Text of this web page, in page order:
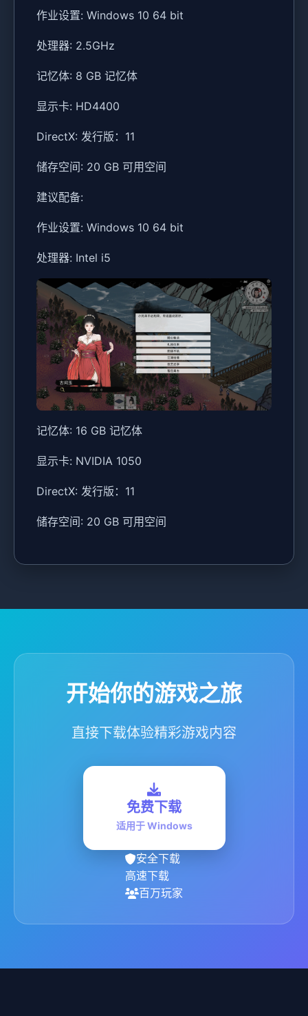
作业设置: Windows 10 64 bit
处理器: 2.5GHz
记忆体: 8 GB 记忆体
显示卡: HD4400
DirectX: 发行版：11
储存空间: 20 GB 可用空间
建议配备:
作业设置: Windows 10 64 bit
处理器: Intel i5
记忆体: 16 GB 记忆体
显示卡: NVIDIA 1050
DirectX: 发行版：11
储存空间: 20 GB 可用空间
开始你的游戏之旅
直接下载体验精彩游戏内容
免费下载
适用于 Windows
安全下载
高速下载
百万玩家